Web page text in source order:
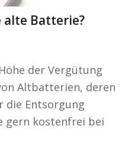
Batterie?
der Vergütung
Altbatterien, deren
die Entsorgung
gern kostenfrei bei